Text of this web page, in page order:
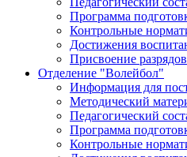
Программа
Контрольные
Достижения
Присвоение разрядов
Отделение "Волейбол"
Информация для
Методический
Педагогический
Программа
Контрольные